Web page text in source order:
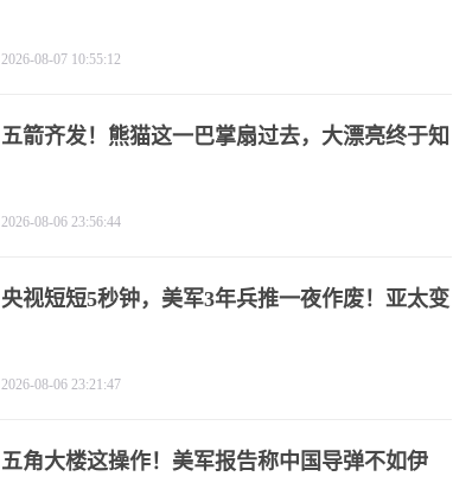
2026-08-07 10:55:12
五箭齐发！熊猫这一巴掌扇过去，大漂亮终于知
2026-08-06 23:56:44
央视短短5秒钟，美军3年兵推一夜作废！亚太变
2026-08-06 23:21:47
五角大楼这操作！美军报告称中国导弹不如伊